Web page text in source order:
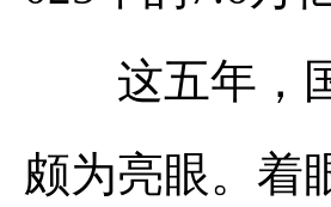
这五年，国
颇为亮眼。着